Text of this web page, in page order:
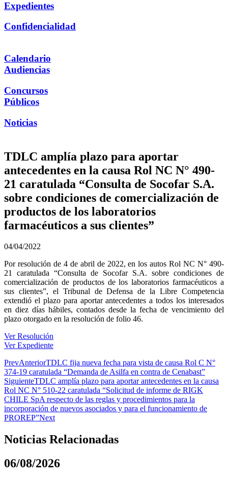
Expedientes
Confidencialidad
Calendario
Audiencias
Concursos
Públicos
Noticias
TDLC amplía plazo para aportar
antecedentes en la causa Rol NC N° 490-
21 caratulada “Consulta de Socofar S.A.
sobre condiciones de comercialización de
productos de los laboratorios
farmacéuticos a sus clientes”
04/04/2022
Por resolución de 4 de abril de 2022, en los autos Rol NC N° 490-
21 caratulada “Consulta de Socofar S.A. sobre condiciones de
comercialización de productos de los laboratorios farmacéuticos a
sus clientes”, el Tribunal de Defensa de la Libre Competencia
extendió el plazo para aportar antecedentes a todos los interesados
en diez días hábiles, contados desde la fecha de vencimiento del
plazo otorgado en la resolución de folio 46.
Ver Resolución
Ver Expediente
PrevAnteriorTDLC fija nueva fecha para vista de causa Rol C N°
374-19 caratulada “Demanda de Asilfa en contra de Cenabast”
SiguienteTDLC amplía plazo para aportar antecedentes en la causa
Rol NC N° 510-22 caratulada “Solicitud de informe de RIGK
CHILE SpA respecto de las reglas y procedimientos para la
incorporación de nuevos asociados y para el funcionamiento de
PROREP”Next
Noticias Relacionadas
06/08/2026